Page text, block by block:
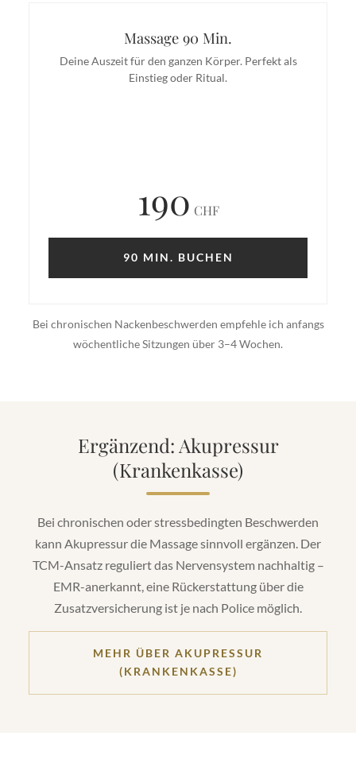
Massage 90 Min.
Deine Auszeit für den ganzen Körper. Perfekt als
Einstieg oder Ritual.
190 CHF
90 MIN. BUCHEN
Bei chronischen Nackenbeschwerden empfehle ich anfangs
wöchentliche Sitzungen über 3–4 Wochen.
Ergänzend: Akupressur
(Krankenkasse)
Bei chronischen oder stressbedingten Beschwerden
kann Akupressur die Massage sinnvoll ergänzen. Der
TCM-Ansatz reguliert das Nervensystem nachhaltig –
EMR-anerkannt, eine Rückerstattung über die
Zusatzversicherung ist je nach Police möglich.
MEHR ÜBER AKUPRESSUR
(KRANKENKASSE)